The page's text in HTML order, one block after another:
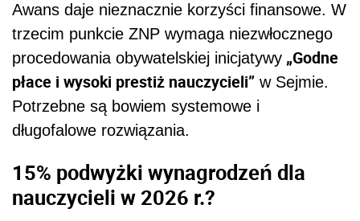
Awans daje nieznacznie korzyści finansowe. W
trzecim punkcie ZNP wymaga niezwłocznego
procedowania obywatelskiej inicjatywy „Godne
płace i wysoki prestiż nauczycieli” w Sejmie.
Potrzebne są bowiem systemowe i
długofalowe rozwiązania.
15% podwyżki wynagrodzeń dla
nauczycieli w 2026 r.?